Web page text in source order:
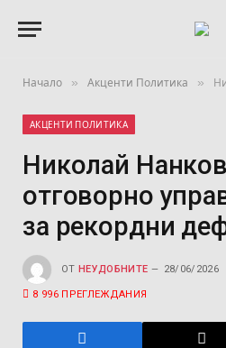
Начало » Акценти Политика »
АКЦЕНТИ ПОЛИТИКА
Николай
отговорно
за рекордни
ОТ НЕУДОБНИТЕ 28/06/2026
8 996 ПРЕГЛЕЖДАНИЯ